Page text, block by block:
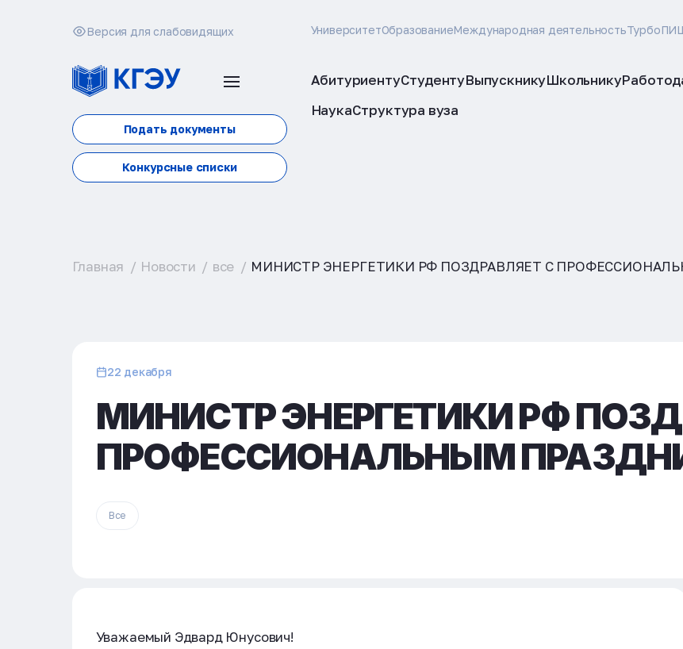
Версия для слабовидящих УниверситетОбразованиеМеждународная деятельность
Подать документы
Конкурсные списки
АбитуриентуСтудентуВыпускникуШкольнику
НаукаСтруктура вуза
Главная Новости все МИНИСТР ЭНЕРГЕТИКИ РФ ПОЗДРАВЛЯЕТ С
22 декабря
МИНИСТР ЭНЕРГЕТИКИ РФ
ПРОФЕССИОНАЛЬНЫМ
Все
Уважаемый Эдвард Юнусович!